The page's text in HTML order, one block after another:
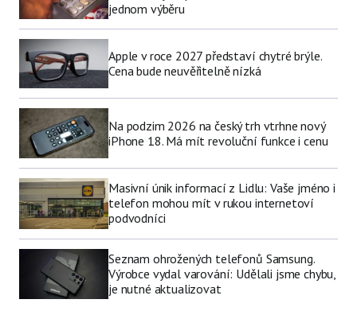
jednom výběru
Apple v roce 2027 představí chytré brýle.
Cena bude neuvěřitelně nízká
Na podzim 2026 na český trh vtrhne nový
iPhone 18. Má mít revoluční funkce i cenu
Masivní únik informací z Lidlu: Vaše jméno i
telefon mohou mít v rukou internetoví
podvodníci
Seznam ohrožených telefonů Samsung.
Výrobce vydal varování: Udělali jsme chybu,
je nutné aktualizovat